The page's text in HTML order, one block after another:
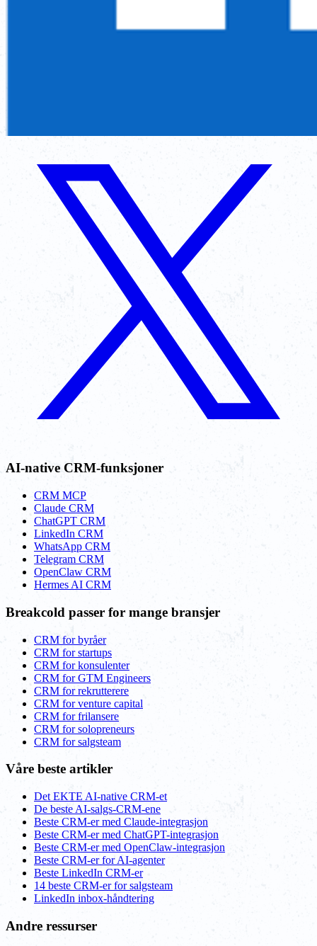
AI-native CRM-funksjoner
CRM MCP
Claude CRM
ChatGPT CRM
LinkedIn CRM
WhatsApp CRM
Telegram CRM
OpenClaw CRM
Hermes AI CRM
Breakcold passer for mange bransjer
CRM for byråer
CRM for startups
CRM for konsulenter
CRM for GTM Engineers
CRM for rekrutterere
CRM for venture capital
CRM for frilansere
CRM for solopreneurs
CRM for salgsteam
Våre beste artikler
Det EKTE AI-native CRM-et
De beste AI-salgs-CRM-ene
Beste CRM-er med Claude-integrasjon
Beste CRM-er med ChatGPT-integrasjon
Beste CRM-er med OpenClaw-integrasjon
Beste CRM-er for AI-agenter
Beste LinkedIn CRM-er
14 beste CRM-er for salgsteam
LinkedIn inbox-håndtering
Andre ressurser